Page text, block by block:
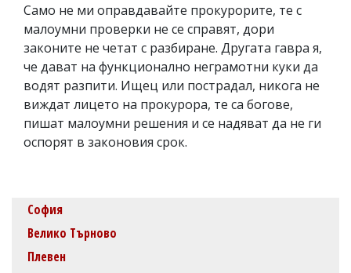
Само не ми оправдавайте прокурорите, те с
малоумни проверки не се справят, дори
законите не четат с разбиране. Другата гавра я,
че дават на функционално неграмотни куки да
водят разпити. Ищец или пострадал, никога не
виждат лицето на прокурора, те са богове,
пишат малоумни решения и се надяват да не ги
оспорят в законовия срок.
София
Велико Търново
Плевен